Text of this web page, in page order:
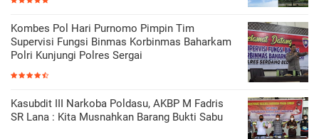
Kombes Pol Hari Purnomo Pimpin Tim
Supervisi Fungsi Binmas Korbinmas Baharkam
Polri Kunjungi Polres Sergai
Kasubdit III Narkoba Poldasu, AKBP M Fadris
SR Lana : Kita Musnahkan Barang Bukti Sabu